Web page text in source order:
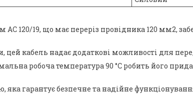
АС 120/19, що має переріз провідника 120 мм2,
цей кабель надає додаткові можливості для
робоча температура 90 °C робить його
яка гарантує безпечне та надійне